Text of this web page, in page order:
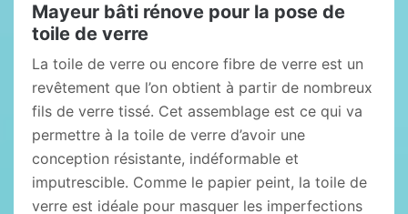
Mayeur bâti rénove pour la pose de
toile de verre
La toile de verre ou encore fibre de verre est un
revêtement que l’on obtient à partir de nombreux
fils de verre tissé. Cet assemblage est ce qui va
permettre à la toile de verre d’avoir une
conception résistante, indéformable et
imputrescible. Comme le papier peint, la toile de
verre est idéale pour masquer les imperfections